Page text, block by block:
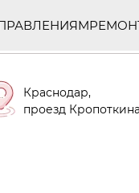
Краснодар,
проезд Кропоткина